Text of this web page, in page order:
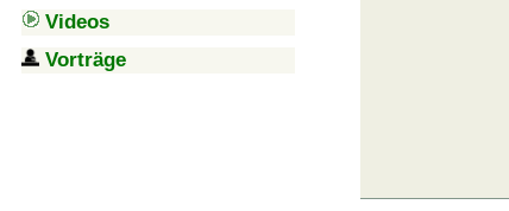
Videos
Vorträge